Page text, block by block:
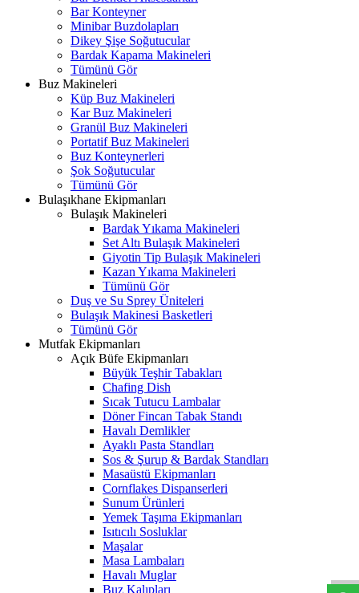
Bar Konteyner
Minibar Buzdolapları
Dikey Şişe Soğutucular
Bardak Kapama Makineleri
Tümünü Gör
Buz Makineleri
Küp Buz Makineleri
Kar Buz Makineleri
Granül Buz Makineleri
Portatif Buz Makineleri
Buz Konteynerleri
Şok Soğutucular
Tümünü Gör
Bulaşıkhane Ekipmanları
Bulaşık Makineleri
Bardak Yıkama Makineleri
Set Altı Bulaşık Makineleri
Giyotin Tip Bulaşık Makineleri
Kazan Yıkama Makineleri
Tümünü Gör
Duş ve Su Sprey Üniteleri
Bulaşık Makinesi Basketleri
Tümünü Gör
Mutfak Ekipmanları
Açık Büfe Ekipmanları
Büyük Teşhir Tabakları
Chafing Dish
Sıcak Tutucu Lambalar
Döner Fincan Tabak Standı
Havalı Demlikler
Ayaklı Pasta Standları
Sos & Şurup & Bardak Standları
Masaüstü Ekipmanları
Cornflakes Dispanserleri
Sunum Ürünleri
Yemek Taşıma Ekipmanları
Isıtıcılı Sosluklar
Maşalar
Masa Lambaları
Havalı Muglar
Buz Kalıpları